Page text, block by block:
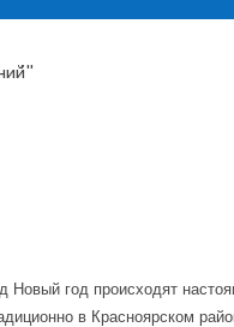
Новый год происходят
в Красноярском